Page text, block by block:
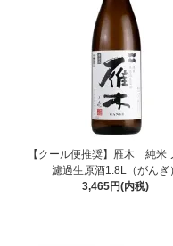
【クール便推奨】雁木 純米
濾過生原酒1.8L（がんぎ）
3,465円(内税)